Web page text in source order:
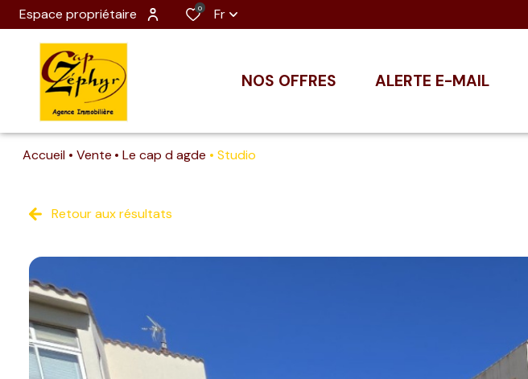
Espace propriétaire 0 Fr
NOS OFFRES ALERTE E-MAIL
Accueil Vente Le cap d agde Studio
Retour aux résultats